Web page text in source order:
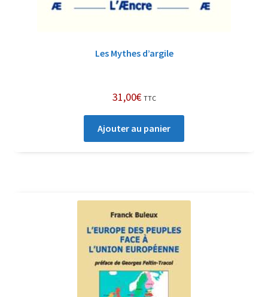
Les Mythes d’argile
31,00€ TTC
Ajouter au panier